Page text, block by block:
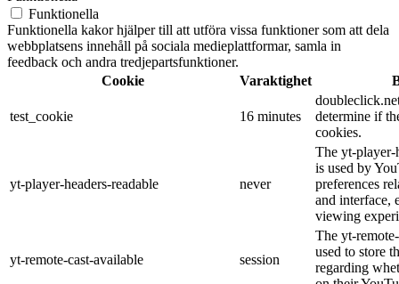
Funktionella
Funktionella kakor hjälper till att utföra vissa funktioner som att dela
webbplatsens innehåll på sociala medieplattformar, samla in
feedback och andra tredjepartsfunktioner.
Cookie
Varaktighet
test_cookie 16 minutes
determine if
cookies.
yt-player-headers-readable never
The yt-player-
is used by
preferences
and interface,
viewing
yt-remote-cast-available session
The yt-
used to store
regarding